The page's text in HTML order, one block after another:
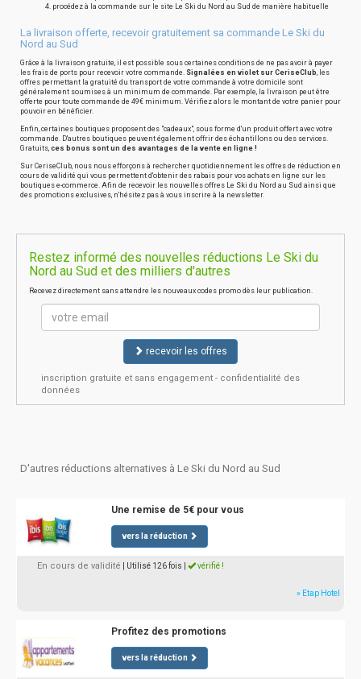
procédez à la commande sur le site Le Ski du Nord au Sud de manière habituelle
La livraison offerte, recevoir gratuitement sa commande Le Ski du
Nord au Sud
Grâce à la livraison gratuite, il est possible sous certaines conditions de ne pas avoir à payer
les frais de ports pour recevoir votre commande. Signalées en violet sur CeriseClub, les
offres permettant la gratuité du transport de votre commande à votre domicile sont
généralement soumises à un minimum de commande. Par exemple, la livraison peut être
offerte pour toute commande de 49€ minimum. Vérifiez alors le montant de votre panier pour
pouvoir en bénéficier.
Enfin, certaines boutiques proposent des "cadeaux", sous forme d'un produit offert avec votre
commande. D'autres boutiques peuvent également offrir des échantillons ou des services.
Gratuits, ces bonus sont un des avantages de la vente en ligne !
Sur CeriseClub, nous nous efforçons à rechercher quotidiennement les offres de réduction en
cours de validité qui vous permettent d'obtenir des rabais pour vos achats en ligne sur les
boutiques e-commerce. Afin de recevoir les nouvelles offres Le Ski du Nord au Sud ainsi que
des promotions exclusives, n'hésitez pas à vous inscrire à la newsletter.
Restez informé des nouvelles réductions Le Ski du
Nord au Sud et des milliers d'autres
Recevez directement sans attendre les nouveaux codes promo dès leur publication.
recevoir les offres
inscription gratuite et sans engagement - confidentialité des
données
D'autres réductions alternatives à Le Ski du Nord au Sud
Une remise de 5€ pour vous
vers la réduction
En cours de validité | Utilisé 126 fois vérifié !
» Etap Hotel
Profitez des promotions
vers la réduction